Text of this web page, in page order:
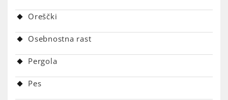
Oreščki
Osebnostna rast
Pergola
Pes